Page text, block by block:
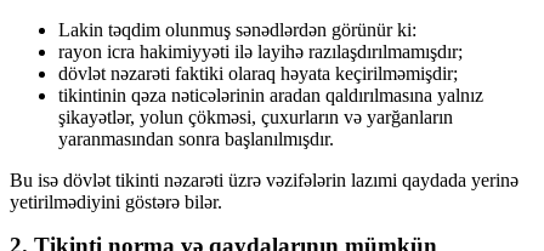
Lakin təqdim olunmuş sənədlərdən görünür ki:
rayon icra hakimiyyəti ilə layihə razılaşdırılmamışdır;
dövlət nəzarəti faktiki olaraq həyata keçirilməmişdir;
tikintinin qəza nəticələrinin aradan qaldırılmasına yalnız
şikayətlər, yolun çökməsi, çuxurların və yarğanların
yaranmasından sonra başlanılmışdır.
Bu isə dövlət tikinti nəzarəti üzrə vəzifələrin lazımi qaydada yerinə
yetirilmədiyini göstərə bilər.
2. Tikinti norma və qaydalarının mümkün